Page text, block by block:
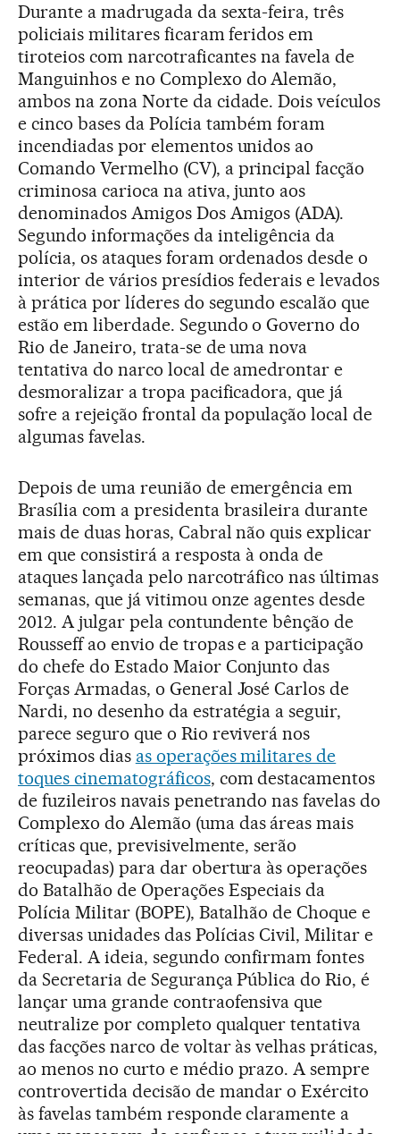
Durante a madrugada da sexta-feira, três
policiais militares ficaram feridos em
tiroteios com narcotraficantes na favela de
Manguinhos e no Complexo do Alemão,
ambos na zona Norte da cidade. Dois veículos
e cinco bases da Polícia também foram
incendiadas por elementos unidos ao
Comando Vermelho (CV), a principal facção
criminosa carioca na ativa, junto aos
denominados Amigos Dos Amigos (ADA).
Segundo informações da inteligência da
polícia, os ataques foram ordenados desde o
interior de vários presídios federais e levados
à prática por líderes do segundo escalão que
estão em liberdade. Segundo o Governo do
Rio de Janeiro, trata-se de uma nova
tentativa do narco local de amedrontar e
desmoralizar a tropa pacificadora, que já
sofre a rejeição frontal da população local de
algumas favelas.
Depois de uma reunião de emergência em
Brasília com a presidenta brasileira durante
mais de duas horas, Cabral não quis explicar
em que consistirá a resposta à onda de
ataques lançada pelo narcotráfico nas últimas
semanas, que já vitimou onze agentes desde
2012. A julgar pela contundente bênção de
Rousseff ao envio de tropas e a participação
do chefe do Estado Maior Conjunto das
Forças Armadas, o General José Carlos de
Nardi, no desenho da estratégia a seguir,
parece seguro que o Rio reviverá nos
próximos dias as operações militares de
toques cinematográficos, com destacamentos
de fuzileiros navais penetrando nas favelas do
Complexo do Alemão (uma das áreas mais
críticas que, previsivelmente, serão
reocupadas) para dar obertura às operações
do Batalhão de Operações Especiais da
Polícia Militar (BOPE), Batalhão de Choque e
diversas unidades das Polícias Civil, Militar e
Federal. A ideia, segundo confirmam fontes
da Secretaria de Segurança Pública do Rio, é
lançar uma grande contraofensiva que
neutralize por completo qualquer tentativa
das facções narco de voltar às velhas práticas,
ao menos no curto e médio prazo. A sempre
controvertida decisão de mandar o Exército
às favelas também responde claramente a